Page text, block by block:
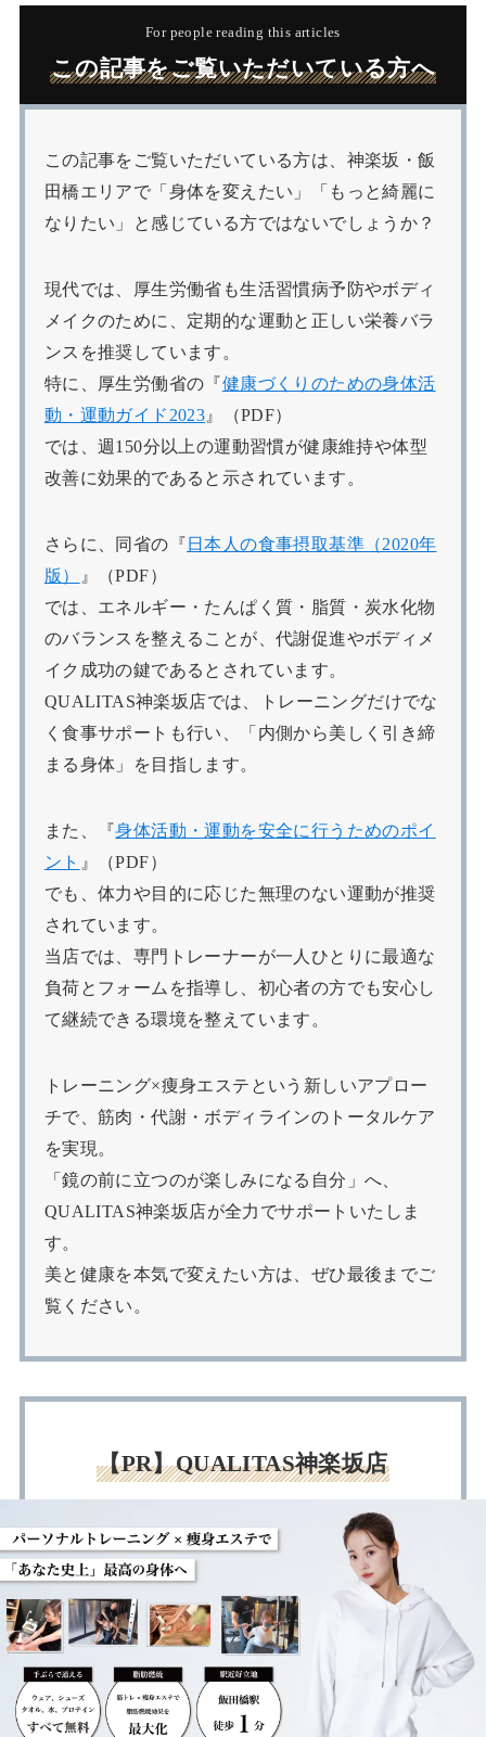
For people reading this articles
この記事をご覧いただいている方へ
この記事をご覧いただいている方は、神楽坂・飯
田橋エリアで「身体を変えたい」「もっと綺麗に
なりたい」と感じている方ではないでしょうか？
現代では、厚生労働省も生活習慣病予防やボディ
メイクのために、定期的な運動と正しい栄養バラ
ンスを推奨しています。
特に、厚生労働省の『健康づくりのための身体活
動・運動ガイド2023 』（PDF）
では、週150分以上の運動習慣が健康維持や体型
改善に効果的であると示されています。
さらに、同省の『 日本人の食事摂取基準（2020年
版）
』（PDF）
では、エネルギー・たんぱく質・脂質・炭水化物
のバランスを整えることが、代謝促進やボディメ
イク成功の鍵であるとされています。
QUALITAS神楽坂店では、トレーニングだけでな
く食事サポートも行い、「内側から美しく引き締
まる身体」を目指します。
また、『身体活動・運動を安全に行うためのポイ
ント 』（PDF）
でも、体力や目的に応じた無理のない運動が推奨
されています。
当店では、専門トレーナーが一人ひとりに最適な
負荷とフォームを指導し、初心者の方でも安心し
て継続できる環境を整えています。
トレーニング×痩身エステという新しいアプロー
チで、筋肉・代謝・ボディラインのトータルケア
を実現。
「鏡の前に立つのが楽しみになる自分」へ、
QUALITAS神楽坂店が全力でサポートいたしま
す。
美と健康を本気で変えたい方は、ぜひ最後までご
覧ください。
【PR】QUALITAS神楽坂店